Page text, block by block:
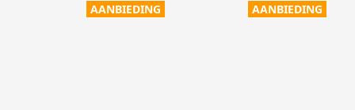
AANBIEDING AANBIEDING